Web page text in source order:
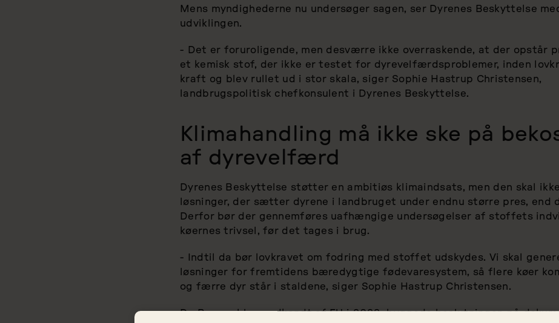
Mens myndighederne nu undersøger sagen, ser Dyrenes Beskyttelse
udviklingen.
- Det er foruroligende, men desværre ikke overraskende, at der opstår
et kemisk stof, der ikke er testet for dyrevelfærdsproblemer, inden
kraft og blev rullet ud i stor skala, siger Sophie Hastrup Christensen,
landbrugspolitisk chefkonsulent i Dyrenes Beskyttelse.
Klimahandling må ikke ske på
af dyrevelfærd
Dyrenes Beskyttelse støtter en ambitiøs klimaindsats, men den skal
løsninger, der sætter dyrene i landbruget under endnu større pres, end
Derfor bør der gennemføres uafhængige undersøgelser af stoffets
køernes trivsel, før det tages i brug.
- Indtil da bør lovkravet om fodring med stoffet udskydes. Vi skal
løsninger for fremtidens bæredygtige fødevaresystem, så flere køer
og færre dyr står i staldene, siger Sophie Hastrup Christensen.
Da Bovaer blev godkendt af EU i 2022, byggede beslutningen på